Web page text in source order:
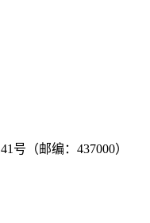
号（邮编：437000）